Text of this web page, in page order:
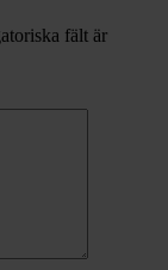
fält är